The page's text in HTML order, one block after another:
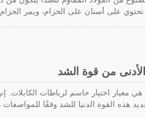
تحتوي على أسنان على الحزام، ويمر
من قوة الشد
هي معيار اختيار حاسم لرباطات
هذه القوة الدنيا للشد وفقًا للمواصفات